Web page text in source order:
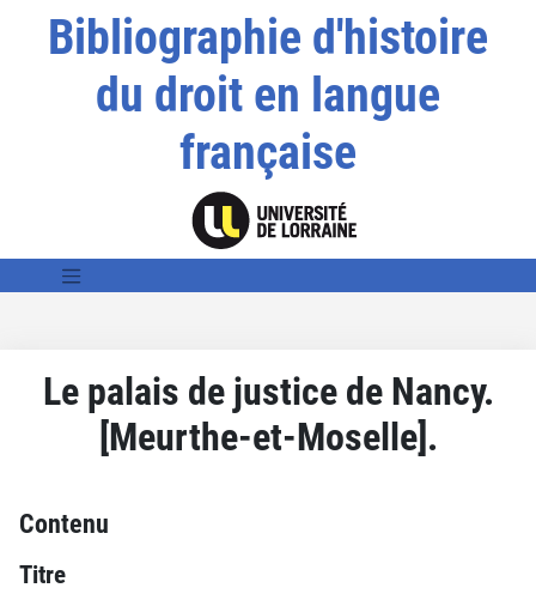
Bibliographie d'histoire
du droit en langue
française
Le palais de justice de Nancy.
[Meurthe-et-Moselle].
Contenu
Titre